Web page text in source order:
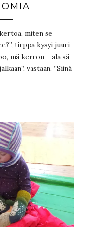
miten se
tirppa kysyi juuri
mä kerron – ala sä
vastaan. ”Siinä